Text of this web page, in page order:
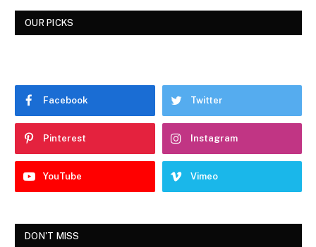
OUR PICKS
Facebook Twitter
Pinterest Instagram
YouTube Vimeo
DON'T MISS